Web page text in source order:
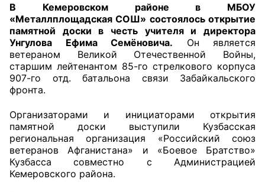
+7 (3842) 58-82-40
OPKO42@BK.RU
ОБРАТНАЯ СВЯЗЬ
Главная
Общественные советы
В Кемеровском районе в МБОУ
«Металлплощадская СОШ» состоялось открытие
памятной доски в честь учителя и директора
Унгулова Ефима Семёновича. Он является
ветераном Великой Отечественной Войны,
старшим лейтенантом 85-го стрелкового корпуса
907-го отд. батальона связи Забайкальского
фронта.
Организаторами и инициаторами открытия
памятной доски выступили Кузбасская
региональная организация «Российский союз
ветеранов Афганистана» и «Боевое Братство»
Кузбасса совместно с Администрацией
Кемеровского района.